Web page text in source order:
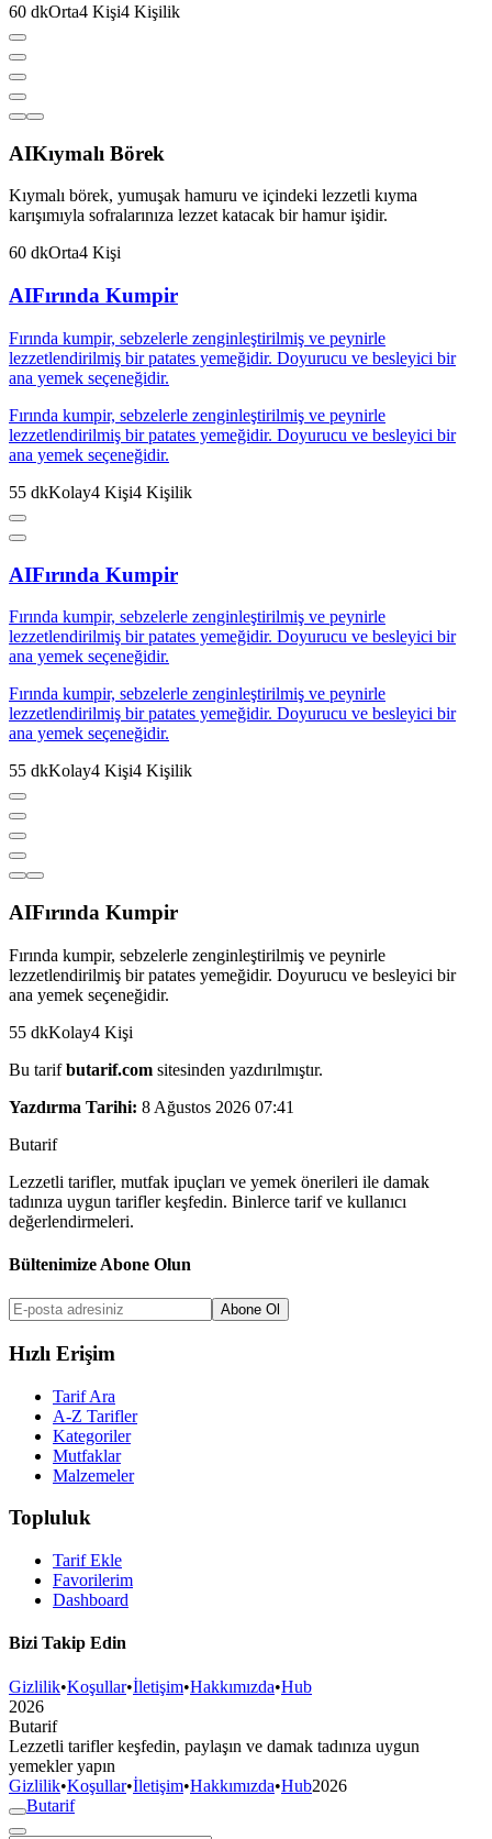
60 dkOrta4 Kişi4 Kişilik
AIKıymalı Börek
Kıymalı börek, yumuşak hamuru ve içindeki lezzetli kıyma
karışımıyla sofralarınıza lezzet katacak bir hamur işidir.
60 dkOrta4 Kişi
AIFırında Kumpir
Fırında kumpir, sebzelerle zenginleştirilmiş ve peynirle
lezzetlendirilmiş bir patates yemeğidir. Doyurucu ve besleyici bir
ana yemek seçeneğidir.
Fırında kumpir, sebzelerle zenginleştirilmiş ve peynirle
lezzetlendirilmiş bir patates yemeğidir. Doyurucu ve besleyici bir
ana yemek seçeneğidir.
55 dkKolay4 Kişi4 Kişilik
AIFırında Kumpir
Fırında kumpir, sebzelerle zenginleştirilmiş ve peynirle
lezzetlendirilmiş bir patates yemeğidir. Doyurucu ve besleyici bir
ana yemek seçeneğidir.
Fırında kumpir, sebzelerle zenginleştirilmiş ve peynirle
lezzetlendirilmiş bir patates yemeğidir. Doyurucu ve besleyici bir
ana yemek seçeneğidir.
55 dkKolay4 Kişi4 Kişilik
AIFırında Kumpir
Fırında kumpir, sebzelerle zenginleştirilmiş ve peynirle
lezzetlendirilmiş bir patates yemeğidir. Doyurucu ve besleyici bir
ana yemek seçeneğidir.
55 dkKolay4 Kişi
Bu tarifbutarif.com sitesinden yazdırılmıştır.
Yazdırma Tarihi: 8 Ağustos 2026 07:41
Butarif
Lezzetli tarifler, mutfak ipuçları ve yemek önerileri ile damak
tadınıza uygun tarifler keşfedin. Binlerce tarif ve kullanıcı
değerlendirmeleri.
Bültenimize Abone Olun
Abone Ol
Hızlı Erişim
Tarif Ara
A-Z Tarifler
Kategoriler
Mutfaklar
Malzemeler
Topluluk
Tarif Ekle
Favorilerim
Dashboard
Bizi Takip Edin
Gizlilik•Koşullar•İletişim•Hakkımızda•Hub
2026
Butarif
Lezzetli tarifler keşfedin, paylaşın ve damak tadınıza uygun
yemekler yapın
Gizlilik•Koşullar•İletişim•Hakkımızda•Hub2026
Butarif